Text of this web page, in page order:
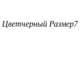
Цветчерный Размер7